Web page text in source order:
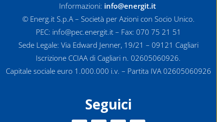
Informazioni: info@energit.it
© Energ.it S.p.A – Società per Azioni con Socio Unico.
PEC: info@pec.energit.it – Fax: 070 75 21 51
Sede Legale: Via Edward Jenner, 19/21 – 09121 Cagliari
Iscrizione CCIAA di Cagliari n. 02605060926.
Capitale sociale euro 1.000.000 i.v. – Partita IVA 02605060926
Seguici